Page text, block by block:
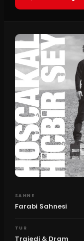
SAHNE
Farabi Sahnesi
TUR
Trajedi & Dram